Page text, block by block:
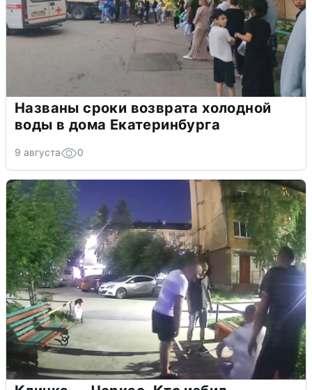
Названы сроки возврата холодной
воды в дома Екатеринбурга
9 августа 0